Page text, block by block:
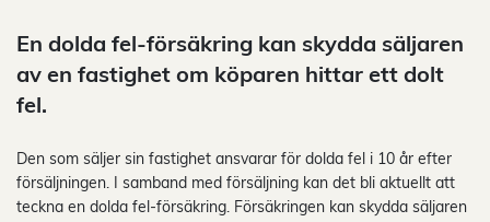
En dolda fel-försäkring kan skydda säljaren
av en fastighet om köparen hittar ett dolt
fel.
Den som säljer sin fastighet ansvarar för dolda fel i 10 år efter
försäljningen. I samband med försäljning kan det bli aktuellt att
teckna en dolda fel-försäkring. Försäkringen kan skydda säljaren